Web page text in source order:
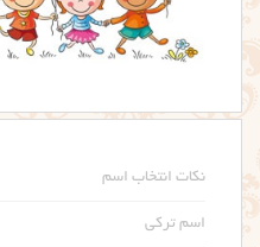
نکات انتخاب اسم
اسم ترکی